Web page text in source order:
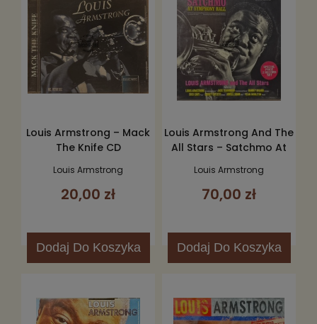
Louis Armstrong – Mack
The Knife CD
Louis Armstrong
20,00 zł
Dodaj Do Koszyka
Louis Armstrong And The
All Stars – Satchmo At
Louis Armstrong
70,00 zł
Dodaj Do Koszyka